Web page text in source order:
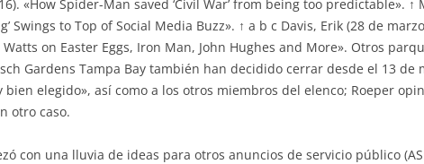
«How Spider-Man saved ‘Civil War’ from being too predictable». ↑
Swings to Top of Social Media Buzz». ↑ a b c Davis, Erik (28 de
Watts on Easter Eggs, Iron Man, John Hughes and More». Otros
Gardens Tampa Bay también han decidido cerrar desde el 13 de
bien elegido», así como a los otros miembros del elenco; Roeper
otro caso.
con una lluvia de ideas para otros anuncios de servicio público